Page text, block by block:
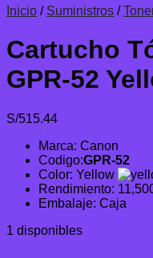
Inicio / Suministros /
Cartucho
GPR-52
S/515.44
Marca: Canon
Codigo:GPR-52
Color: Yellow
Rendimiento:
Embalaje: Caja
1 disponibles